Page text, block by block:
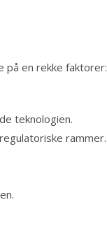
på en rekke faktorer:
teknologien.
rammer.